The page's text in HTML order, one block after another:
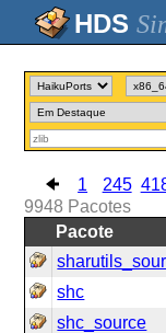
1 245
9948 Pacotes
Pacote
shc
shc_source